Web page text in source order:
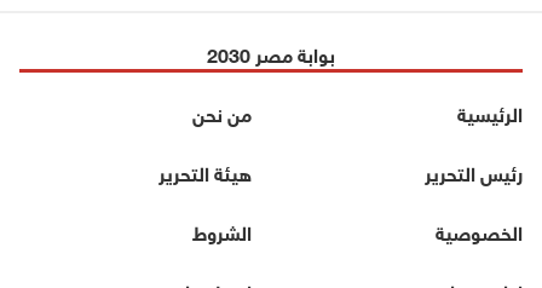
بوابة مصر 2030
الرئيسية
من نحن
رئيس التحرير
هيئة التحرير
الخصوصية
الشروط